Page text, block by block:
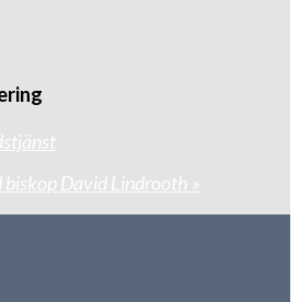
biskop David Lindrooth »